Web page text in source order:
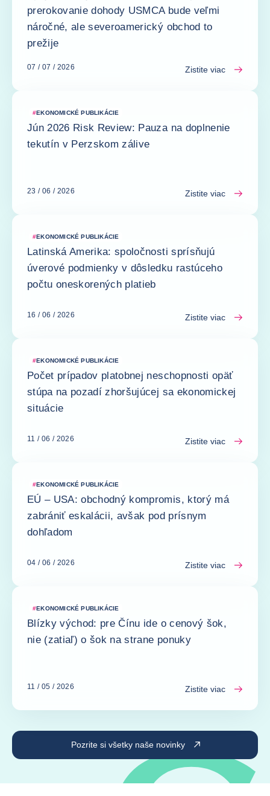
Pozrite si všetky naše novinky
prerokovanie dohody USMCA bude veľmi
náročné, ale severoamerický obchod to
prežije
07 / 07 / 2026 Zistite viac
#EKONOMICKÉ PUBLIKÁCIE
Jún 2026 Risk Review: Pauza na doplnenie
tekutín v Perzskom zálive
23 / 06 / 2026 Zistite viac
#EKONOMICKÉ PUBLIKÁCIE
Latinská Amerika: spoločnosti sprísňujú
úverové podmienky v dôsledku rastúceho
počtu oneskorených platieb
16 / 06 / 2026 Zistite viac
#EKONOMICKÉ PUBLIKÁCIE
Počet prípadov platobnej neschopnosti opäť
stúpa na pozadí zhoršujúcej sa ekonomickej
situácie
11 / 06 / 2026 Zistite viac
#EKONOMICKÉ PUBLIKÁCIE
EÚ – USA: obchodný kompromis, ktorý má
zabrániť eskalácii, avšak pod prísnym
dohľadom
04 / 06 / 2026 Zistite viac
#EKONOMICKÉ PUBLIKÁCIE
Blízky východ: pre Čínu ide o cenový šok,
nie (zatiaľ) o šok na strane ponuky
11 / 05 / 2026 Zistite viac